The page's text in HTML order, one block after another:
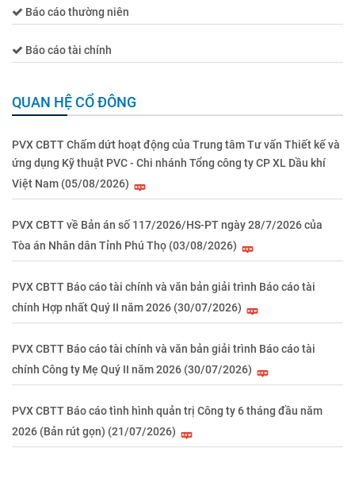
Báo cáo thường niên
Báo cáo tài chính
QUAN HỆ CỔ ĐÔNG
PVX CBTT Chấm dứt hoạt động của Trung tâm Tư vấn Thiết kế và
ứng dụng Kỹ thuật PVC - Chi nhánh Tổng công ty CP XL Dầu khí
Việt Nam (05/08/2026)
PVX CBTT về Bản án số 117/2026/HS-PT ngày 28/7/2026 của
Tòa án Nhân dân Tỉnh Phú Thọ (03/08/2026)
PVX CBTT Báo cáo tài chính và văn bản giải trình Báo cáo tài
chính Hợp nhất Quý II năm 2026 (30/07/2026)
PVX CBTT Báo cáo tài chính và văn bản giải trình Báo cáo tài
chính Công ty Mẹ Quý II năm 2026 (30/07/2026)
PVX CBTT Báo cáo tình hình quản trị Công ty 6 tháng đầu năm
2026 (Bản rút gọn) (21/07/2026)